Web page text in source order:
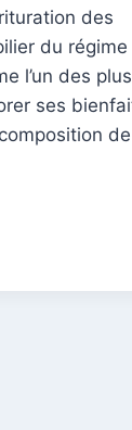
des
du régime
l’un des plus
ses
de